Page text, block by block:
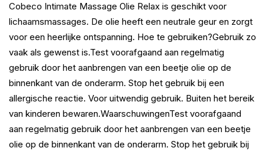
Cobeco Intimate Massage Olie Relax is geschikt voor
lichaamsmassages. De olie heeft een neutrale geur en zorgt
voor een heerlijke ontspanning. Hoe te gebruiken?Gebruik zo
vaak als gewenst is.Test voorafgaand aan regelmatig
gebruik door het aanbrengen van een beetje olie op de
binnenkant van de onderarm. Stop het gebruik bij een
allergische reactie. Voor uitwendig gebruik. Buiten het bereik
van kinderen bewaren.WaarschuwingenTest voorafgaand
aan regelmatig gebruik door het aanbrengen van een beetje
olie op de binnenkant van de onderarm. Stop het gebruik bij